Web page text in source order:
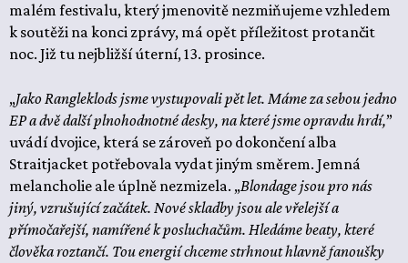
malém festivalu, který jmenovitě nezmiňujeme vzhledem
k soutěži na konci zprávy, má opět příležitost protančit
noc. Již tu nejbližší úterní, 13. prosince.
„Jako Rangleklods jsme vystupovali pět let. Máme za sebou jedno
EP a dvě další plnohodnotné desky, na které jsme opravdu hrdí,”
uvádí dvojice, která se zároveň po dokončení alba
Straitjacket potřebovala vydat jiným směrem. Jemná
melancholie ale úplně nezmizela. „Blondage jsou pro nás
jiný, vzrušující začátek. Nové skladby jsou ale vřelejší a
přímočařejší, namířené k posluchačům. Hledáme beaty, které
člověka roztančí. Tou energií chceme strhnout hlavně fanoušky